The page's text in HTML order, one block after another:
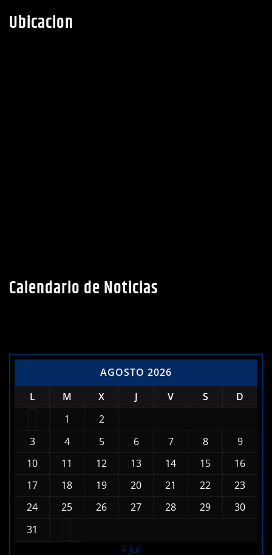
Ubicacion
Calendario de Noticias
AGOSTO 2026
L
M X J V S
D
1
2
3
4 5 6 7 8
9
10
11 12 13 14 15
16
17
18 19 20 21 22
23
24
25 26 27 28 29
30
31
« Jul